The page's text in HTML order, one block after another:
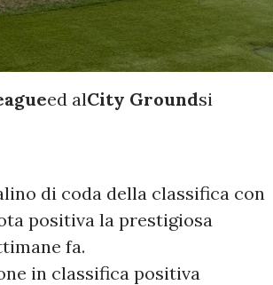
ed alCity Groundsi
di coda della classifica con
positiva la prestigiosa
fa.
in classifica positiva